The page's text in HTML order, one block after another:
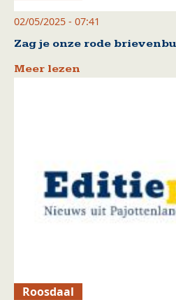
02/05/2025 - 07:41
Zag je onze rode
Meer lezen
Roosdaal